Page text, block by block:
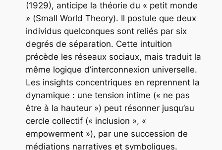
(1929), anticipe la théorie du « petit monde
» (Small World Theory). Il postule que deux
individus quelconques sont reliés par six
degrés de séparation. Cette intuition
précède les réseaux sociaux, mais traduit la
même logique d’interconnexion universelle.
Les insights concentriques en reprennent la
dynamique : une tension intime (« ne pas
être à la hauteur ») peut résonner jusqu’au
cercle collectif (« inclusion », «
empowerment »), par une succession de
médiations narratives et symboliques.